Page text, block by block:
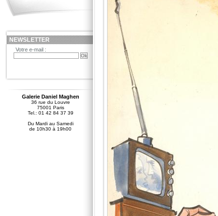
NEWSLETTER
Votre e-mail :
Galerie Daniel Maghen
36 rue du Louvre
75001 Paris
Tel.: 01 42 84 37 39
Du Mardi au Samedi
de 10h30 à 19h00